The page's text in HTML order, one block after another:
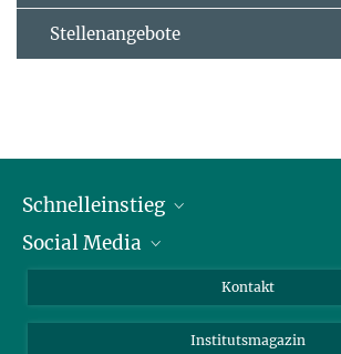
Stellenangebote
Schnelleinstieg
Alumni
Social Media
Kontakt
Institutsmagazin